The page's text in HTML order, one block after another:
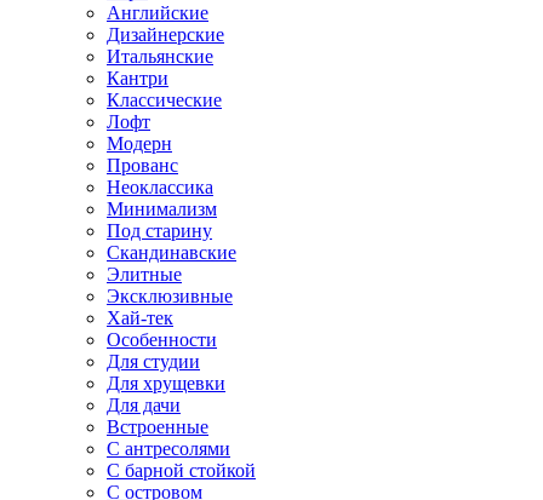
Английские
Дизайнерские
Итальянские
Кантри
Классические
Лофт
Модерн
Прованс
Неоклассика
Минимализм
Под старину
Скандинавские
Элитные
Эксклюзивные
Хай-тек
Особенности
Для студии
Для хрущевки
Для дачи
Встроенные
С антресолями
С барной стойкой
С островом